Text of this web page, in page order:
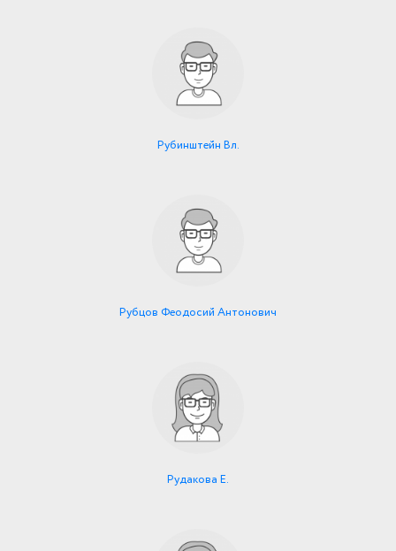
Рубинштейн Вл.
Рубцов Феодосий Антонович
Рудакова Е.